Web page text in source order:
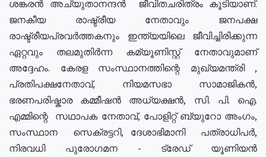
ശങ്കരൻ അച്യുതാനന്ദൻ ജീവിതചരിത്രം കൂടിയാണ്.
ജനകീയ രാഷ്ട്രീയ നേതാവും ജനപക്ഷ
രാഷ്ട്രീയപ്രവർത്തകനും ഇന്ത്യയിലെ ജീവിച്ചിരിക്കുന്ന
ഏറ്റവും തലമുതിർന്ന കമ്യൂണിസ്റ്റ് നേതാവുമാണ്
അദ്ദേഹം. കേരള സംസ്ഥാനത്തിന്റെ മുഖ്യമന്ത്രി ,
പ്രതിപക്ഷനേതാവ്, നിയമസഭാ സാമാജികൻ,
ഭരണപരിഷ്കാര കമ്മീഷൻ അധ്യക്ഷൻ, സി. പി. ഐ.
എമ്മിന്റെ സഥാപക നേതാവ്, പോളിറ്റ് ബ്യുറോ അംഗം,
സംസ്ഥാന സെക്രട്ടറി, ദേശാഭിമാനി പത്രാധിപർ,
നിരവധി പുരോഗമന - ട്രേഡ് യൂണിയൻ